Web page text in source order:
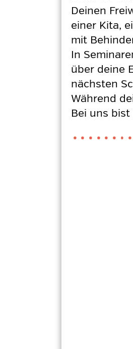
Deinen
einer Kita,
mit
In
über deine
nächsten
Während
Bei uns